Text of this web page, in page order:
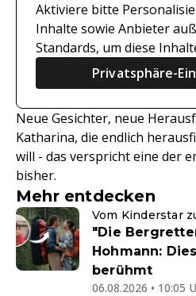
Aktiviere bitte
Inhalte sowie Anbieter
Standards, um diese
Privatsphäre-
Neue Gesichter, neue
Katharina, die endlich
will - das verspricht eine der
bisher.
Mehr entdecken
Vom Kinderstar
"Die
Hohmann:
berühmt
06.08.2026 • 10:05